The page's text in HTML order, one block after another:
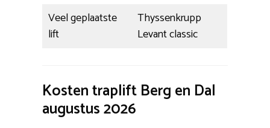
Veel geplaatste
lift
Thyssenkrupp
Levant classic
Kosten traplift Berg en Dal
augustus 2026